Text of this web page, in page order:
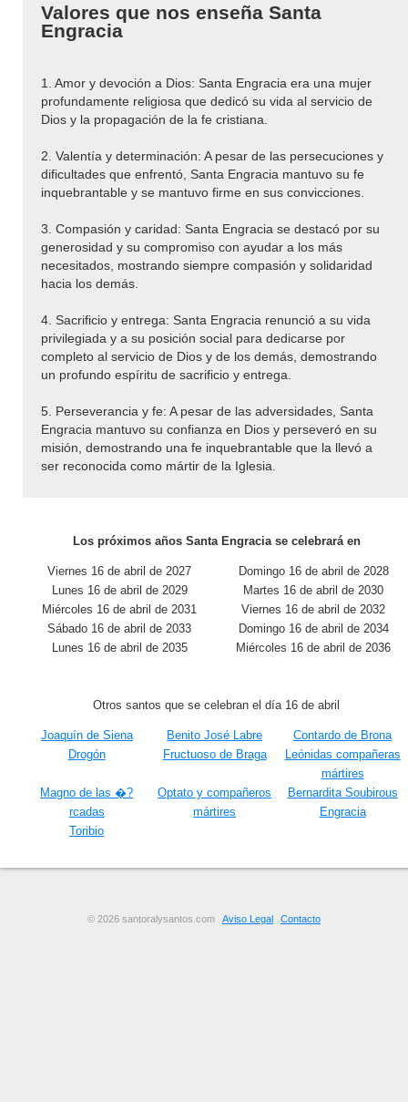
Valores que nos enseña Santa
Engracia
1. Amor y devoción a Dios: Santa Engracia era una mujer
profundamente religiosa que dedicó su vida al servicio de
Dios y la propagación de la fe cristiana.
2. Valentía y determinación: A pesar de las persecuciones y
dificultades que enfrentó, Santa Engracia mantuvo su fe
inquebrantable y se mantuvo firme en sus convicciones.
3. Compasión y caridad: Santa Engracia se destacó por su
generosidad y su compromiso con ayudar a los más
necesitados, mostrando siempre compasión y solidaridad
hacia los demás.
4. Sacrificio y entrega: Santa Engracia renunció a su vida
privilegiada y a su posición social para dedicarse por
completo al servicio de Dios y de los demás, demostrando
un profundo espíritu de sacrificio y entrega.
5. Perseverancia y fe: A pesar de las adversidades, Santa
Engracia mantuvo su confianza en Dios y perseveró en su
misión, demostrando una fe inquebrantable que la llevó a
ser reconocida como mártir de la Iglesia.
Los próximos años Santa Engracia se celebrará en
Viernes 16 de abril de 2027
Domingo 16 de abril de 2028
Lunes 16 de abril de 2029
Martes 16 de abril de 2030
Miércoles 16 de abril de 2031
Viernes 16 de abril de 2032
Sábado 16 de abril de 2033
Domingo 16 de abril de 2034
Lunes 16 de abril de 2035
Miércoles 16 de abril de 2036
Otros santos que se celebran el día 16 de abril
Joaquín de Siena Benito José Labre
Contardo de Brona
Drogón
Fructuoso de Braga
Leónidas compañeras
mártires
Magno de las �?
rcadas
Optato y compañeros
mártires
Bernardita Soubirous
Engracia
Toribio
© 2026 santoralysantos.com Aviso Legal Contacto